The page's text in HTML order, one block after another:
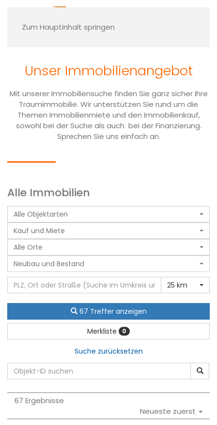
Zum Hauptinhalt springen
Finden Sie Ihre
Traumimmobilie
nach einem passenden Grundstück? Dann
werfen Sie ein Blick auf unsere
Immobilienangebote!
Nehmen Sie Kontakt mit uns auf
Unser Immobilien­angebot
Mit unserer Immobiliensuche finden Sie ganz sicher Ihre
Traumimmobilie. Wir unterstützen Sie rund um die
Themen Immobilienmiete und den Immobilienkauf,
sowohl bei der Suche als auch bei der Finanzierung.
Sprechen Sie uns einfach an.
Alle Immobilien
Alle Objektarten
Kauf und Miete
Alle Orte
Neubau und Bestand
25 km
67 Treffer anzeigen
Merkliste 0
Suche zurücksetzen
67 Ergebnisse
Neueste zuerst